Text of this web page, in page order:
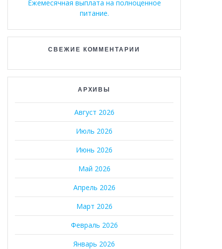
Ежемесячная выплата на полноценное
питание.
СВЕЖИЕ КОММЕНТАРИИ
АРХИВЫ
Август 2026
Июль 2026
Июнь 2026
Май 2026
Апрель 2026
Март 2026
Февраль 2026
Январь 2026